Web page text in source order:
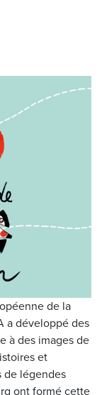
de la
a développé des
à des images de
et
de légendes
ont formé cette